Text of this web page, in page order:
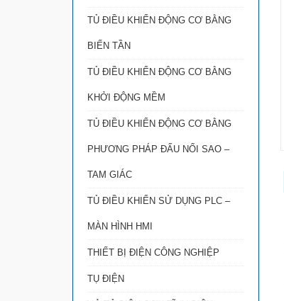
TỦ ĐIỀU KHIỂN ĐỘNG CƠ BẰNG
BIẾN TẦN
TỦ ĐIỀU KHIỂN ĐỘNG CƠ BẰNG
KHỞI ĐỘNG MỀM
TỦ ĐIỀU KHIỂN ĐỘNG CƠ BẰNG
PHƯƠNG PHÁP ĐẤU NỐI SAO –
TAM GIÁC
TỦ ĐIỀU KHIỂN SỬ DỤNG PLC –
MÀN HÌNH HMI
THIẾT BỊ ĐIỆN CÔNG NGHIỆP
TỤ ĐIỆN